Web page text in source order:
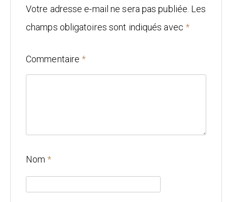
Architecture
Votre adresse e-mail ne sera pas publiée. Les
champs obligatoires sont indiqués avec *
Commentaire *
Nom *